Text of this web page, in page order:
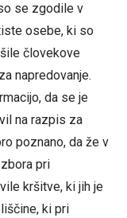
se zgodile v
osebe, ki so
človekove
napredovanje.
da se je
na razpis za
poznano, da že v
pri
kršitve, ki jih je
ki pri